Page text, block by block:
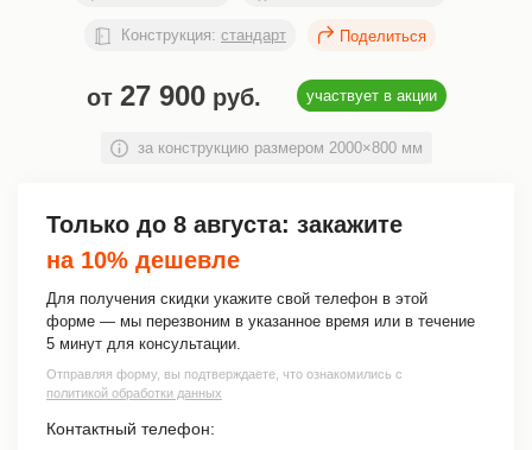
Конструкция: стандарт
от 27 900руб. участвует в акции
за конструкцию размером 2000×800 мм
Только до 8 августа: закажите
на 10% дешевле
Для получения скидки укажите свой телефон в этой
форме — мы перезвоним в указанное время или в течение
5 минут для консультации.
Отправляя форму, вы подтверждаете, что ознакомились с
политикой обработки данных
Контактный телефон: